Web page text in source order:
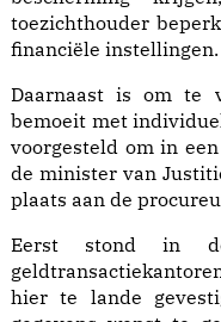
toezichthouder
financiële instellingen.
Daarnaast is om te
bemoeit met
voorgesteld om in
de minister van
plaats aan de
Eerst stond in de
hier te lande